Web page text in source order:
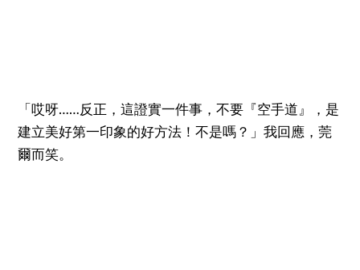
「哎呀……反正，這證實一件事，不要『空手道』，是
建立美好第一印象的好方法！不是嗎？」我回應，莞
爾而笑。